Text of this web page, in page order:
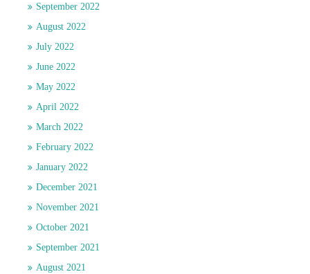
September 2022
August 2022
July 2022
June 2022
May 2022
April 2022
March 2022
February 2022
January 2022
December 2021
November 2021
October 2021
September 2021
August 2021